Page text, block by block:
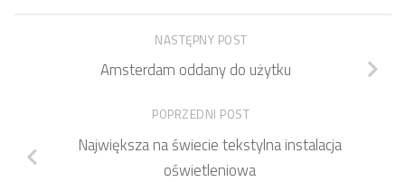
NASTĘPNY POST
Amsterdam oddany do użytku
POPRZEDNI POST
Największa na świecie tekstylna instalacja
oświetleniowa